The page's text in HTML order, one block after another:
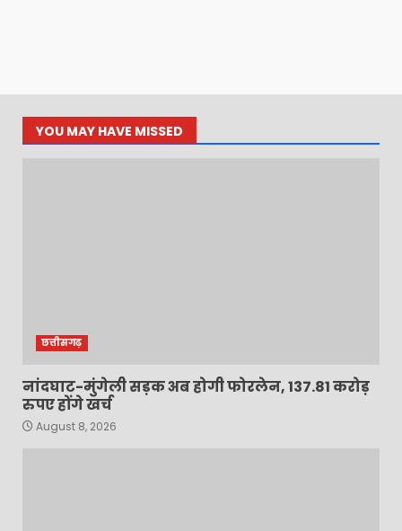
YOU MAY HAVE MISSED
छत्तीसगढ़
नांदघाट-मुंगेली सड़क अब होगी फोरलेन, 137.81 करोड़
रुपए होंगे खर्च
August 8, 2026